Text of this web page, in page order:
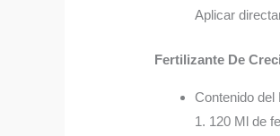
Aplicar
Fertilizante De
Contenido del
1. 120 Ml de